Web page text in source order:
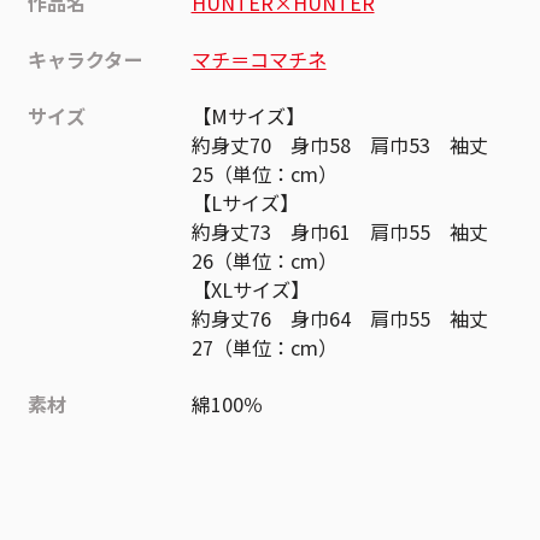
キャラクター
マチ＝コマチネ
サイズ
【Mサイズ】
約身丈70 身巾58 肩巾53 袖丈
25（単位：cm）
【Lサイズ】
約身丈73 身巾61 肩巾55 袖丈
26（単位：cm）
【XLサイズ】
約身丈76 身巾64 肩巾55 袖丈
27（単位：cm）
素材
綿100％